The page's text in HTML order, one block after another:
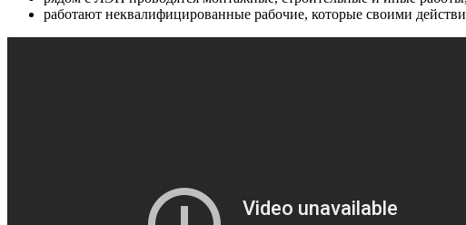
работают неквалифицированные рабочие, которые своими